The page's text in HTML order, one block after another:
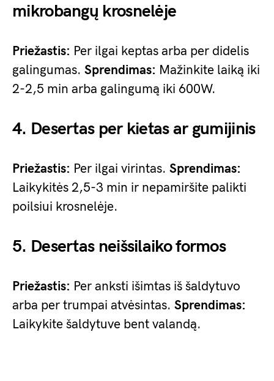
mikrobangų krosnelėje
Priežastis: Per ilgai keptas arba per didelis
galingumas. Sprendimas: Mažinkite laiką iki
2-2,5 min arba galingumą iki 600W.
4. Desertas per kietas ar gumijinis
Priežastis: Per ilgai virintas. Sprendimas:
Laikykitės 2,5-3 min ir nepamiršite palikti
poilsiui krosnelėje.
5. Desertas neišsilaiko formos
Priežastis: Per anksti išimtas iš šaldytuvo
arba per trumpai atvėsintas. Sprendimas:
Laikykite šaldytuve bent valandą.